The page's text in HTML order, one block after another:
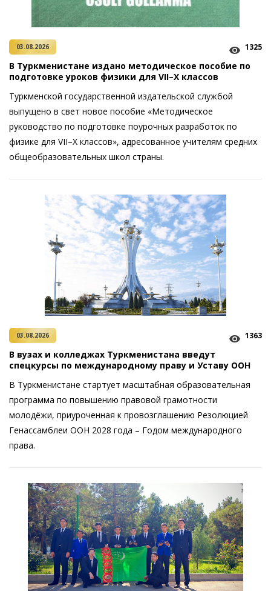
03.08.2026 1325
В Туркменистане издано методическое пособие по
подготовке уроков физики для VII–X классов
Туркменской государственной издательской службой
выпущено в свет новое пособие «Методическое
руководство по подготовке поурочных разработок по
физике для VII–X классов», адресованное учителям средних
общеобразовательных школ страны.
03.08.2026 1363
В вузах и колледжах Туркменистана введут
спецкурсы по международному праву и Уставу ООН
В Туркменистане стартует масштабная образовательная
программа по повышению правовой грамотности
молодёжи, приуроченная к провозглашению Резолюцией
Генассамблеи ООН 2028 года – Годом международного
права.